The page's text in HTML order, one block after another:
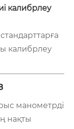
калибрлеу
калибрлеу
манометрді
нақты